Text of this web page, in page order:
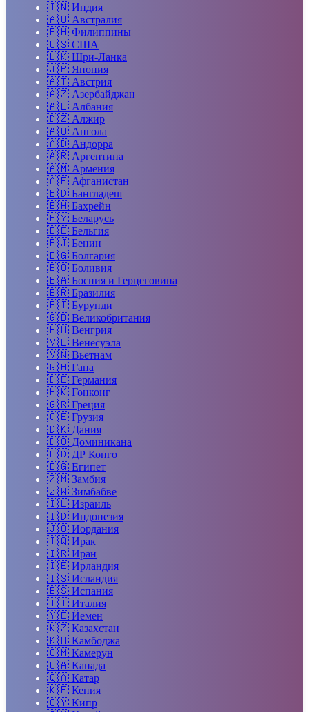
🇮🇳 Индия
🇦🇺 Австралия
🇵🇭 Филиппины
🇺🇸 США
🇱🇰 Шри-Ланка
🇯🇵 Япония
🇦🇹 Австрия
🇦🇿 Азербайджан
🇦🇱 Албания
🇩🇿 Алжир
🇦🇴 Ангола
🇦🇩 Андорра
🇦🇷 Аргентина
🇦🇲 Армения
🇦🇫 Афганистан
🇧🇩 Бангладеш
🇧🇭 Бахрейн
🇧🇾 Беларусь
🇧🇪 Бельгия
🇧🇯 Бенин
🇧🇬 Болгария
🇧🇴 Боливия
🇧🇦 Босния и Герцеговина
🇧🇷 Бразилия
🇧🇮 Бурунди
🇬🇧 Великобритания
🇭🇺 Венгрия
🇻🇪 Венесуэла
🇻🇳 Вьетнам
🇬🇭 Гана
🇩🇪 Германия
🇭🇰 Гонконг
🇬🇷 Греция
🇬🇪 Грузия
🇩🇰 Дания
🇩🇴 Доминикана
🇨🇩 ДР Конго
🇪🇬 Египет
🇿🇲 Замбия
🇿🇼 Зимбабве
🇮🇱 Израиль
🇮🇩 Индонезия
🇯🇴 Иордания
🇮🇶 Ирак
🇮🇷 Иран
🇮🇪 Ирландия
🇮🇸 Исландия
🇪🇸 Испания
🇮🇹 Италия
🇾🇪 Йемен
🇰🇿 Казахстан
🇰🇭 Камбоджа
🇨🇲 Камерун
🇨🇦 Канада
🇶🇦 Катар
🇰🇪 Кения
🇨🇾 Кипр